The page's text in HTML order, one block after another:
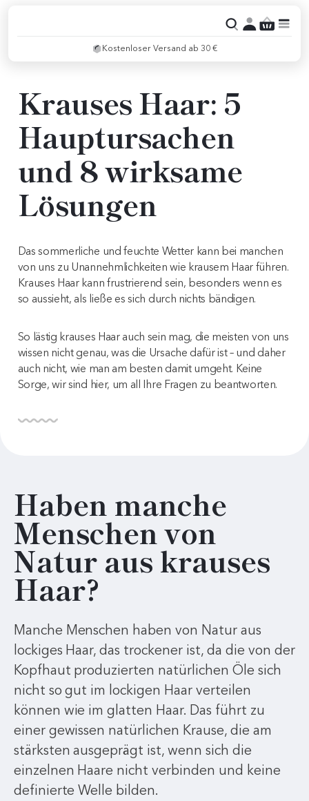
Kostenloser Versand ab 30 €
Krauses Haar: 5
Hauptursachen
und 8 wirksame
Lösungen
Das sommerliche und feuchte Wetter kann bei manchen
von uns zu Unannehmlichkeiten wie krausem Haar führen.
Krauses Haar kann frustrierend sein, besonders wenn es
so aussieht, als ließe es sich durch nichts bändigen.
So lästig krauses Haar auch sein mag, die meisten von uns
wissen nicht genau, was die Ursache dafür ist – und daher
auch nicht, wie man am besten damit umgeht. Keine
Sorge, wir sind hier, um all Ihre Fragen zu beantworten.
Haben manche
Menschen von
Natur aus krauses
Haar?
Manche Menschen haben von Natur aus
lockiges Haar, das trockener ist, da die von der
Kopfhaut produzierten natürlichen Öle sich
nicht so gut im lockigen Haar verteilen
können wie im glatten Haar. Das führt zu
einer gewissen natürlichen Krause, die am
stärksten ausgeprägt ist, wenn sich die
einzelnen Haare nicht verbinden und keine
definierte Welle bilden.